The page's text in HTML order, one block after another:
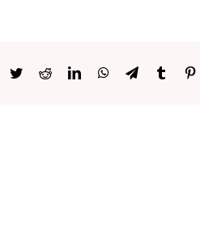
TwitterRedditLinkedInWhatsApp
TelegramTumblr